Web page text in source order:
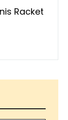
Racket